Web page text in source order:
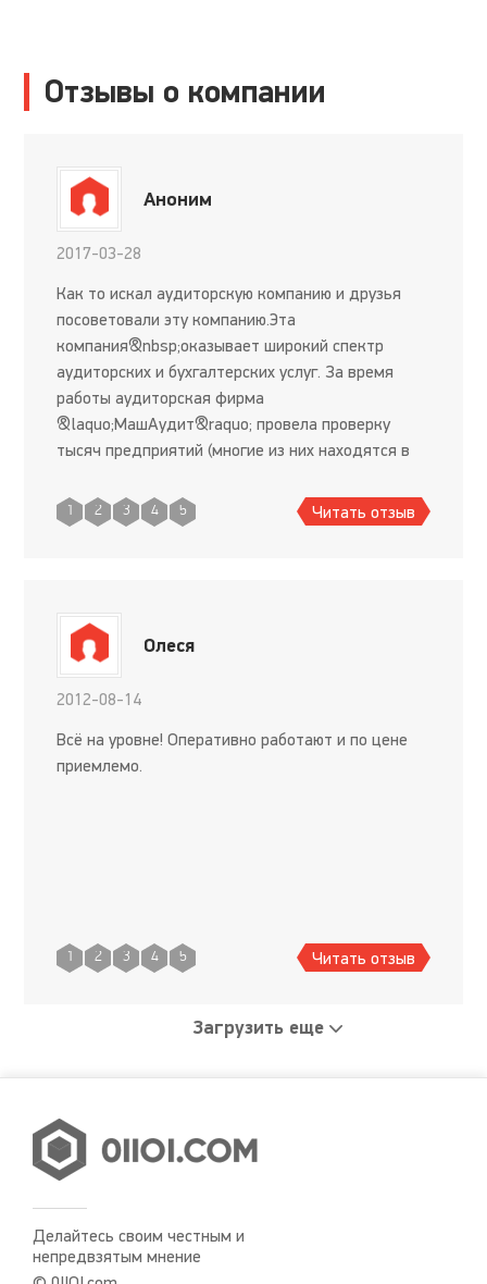
Отзывы о компании
Аноним
2017-03-28
Как то искал аудиторскую компанию и друзья
посоветовали эту компанию.Эта
компания&nbsp;оказывает широкий спектр
аудиторских и бухгалтерских услуг. За время
работы аудиторская фирма
&laquo;МашАудит&raquo; провела проверку
тысяч предприятий (многие из них находятся в
деловой партнер. Включение
&laquo;МашАудит&raquo; в &laquo
1 2 3 4 5 Читать отзыв
Олеся
2012-08-14
Всё на уровне! Оперативно работают и по цене
приемлемо.
1 2 3 4 5 Читать отзыв
Загрузить еще
Делайтесь своим честным и
непредвзятым мнение